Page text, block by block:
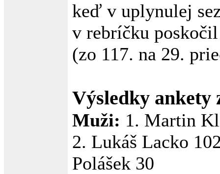
keď v uplynulej
v rebríčku
(zo 117. na 29.
Výsledky ankety
Muži: 1. Martin
2. Lukáš Lacko
Polášek 30